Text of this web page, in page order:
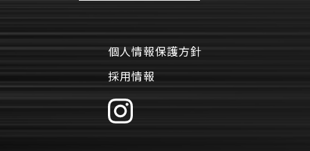
個人情報保護方針
採用情報